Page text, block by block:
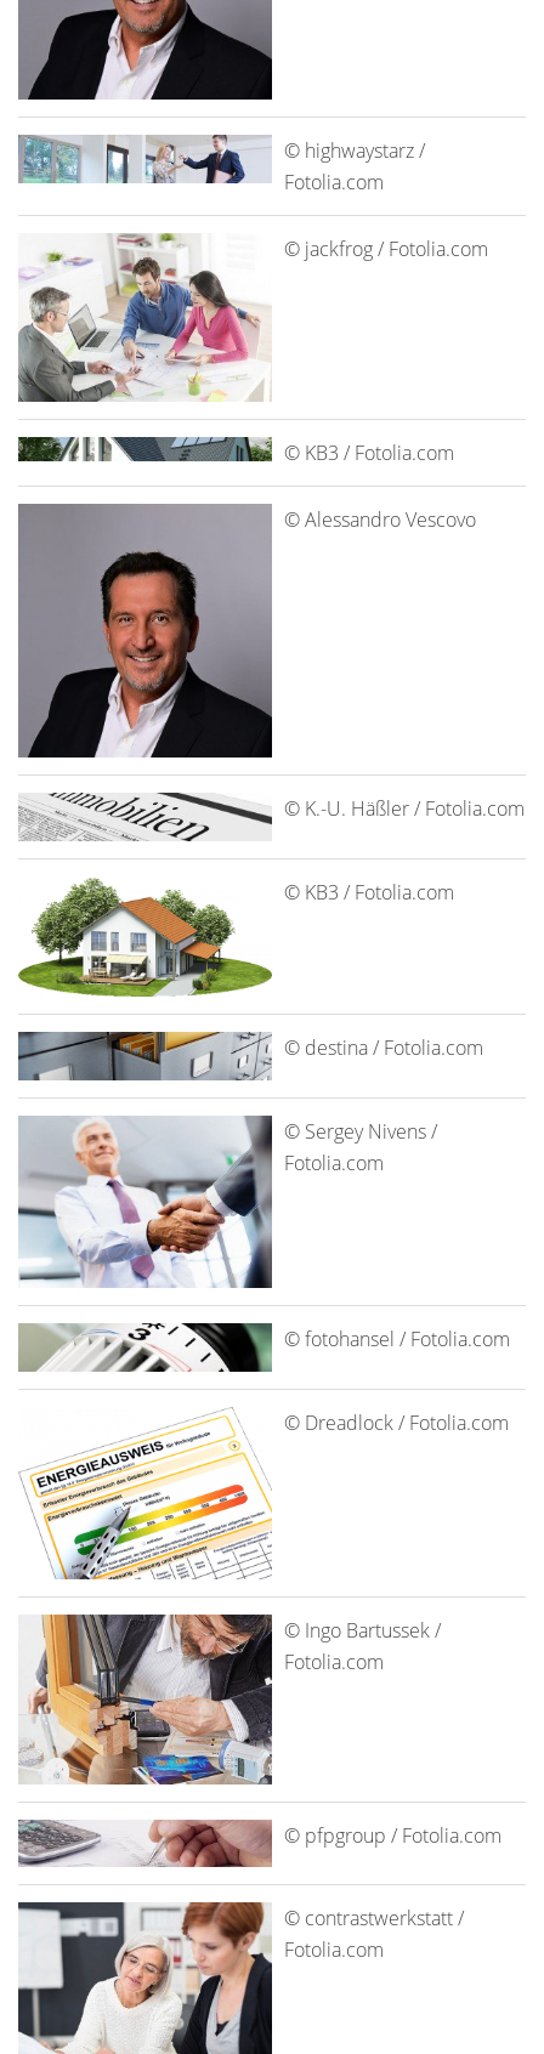
© highwaystarz /
Fotolia.com
© jackfrog / Fotolia.com
© KB3 / Fotolia.com
© Alessandro Vescovo
© K.-U. Häßler / Fotolia.com
© KB3 / Fotolia.com
© destina / Fotolia.com
© Sergey Nivens /
Fotolia.com
© fotohansel / Fotolia.com
© Dreadlock / Fotolia.com
© Ingo Bartussek /
Fotolia.com
© pfpgroup / Fotolia.com
© contrastwerkstatt /
Fotolia.com